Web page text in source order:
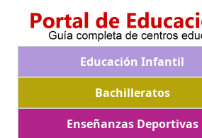
Educación Infantil
Bachilleratos
Enseñanzas Deportivas